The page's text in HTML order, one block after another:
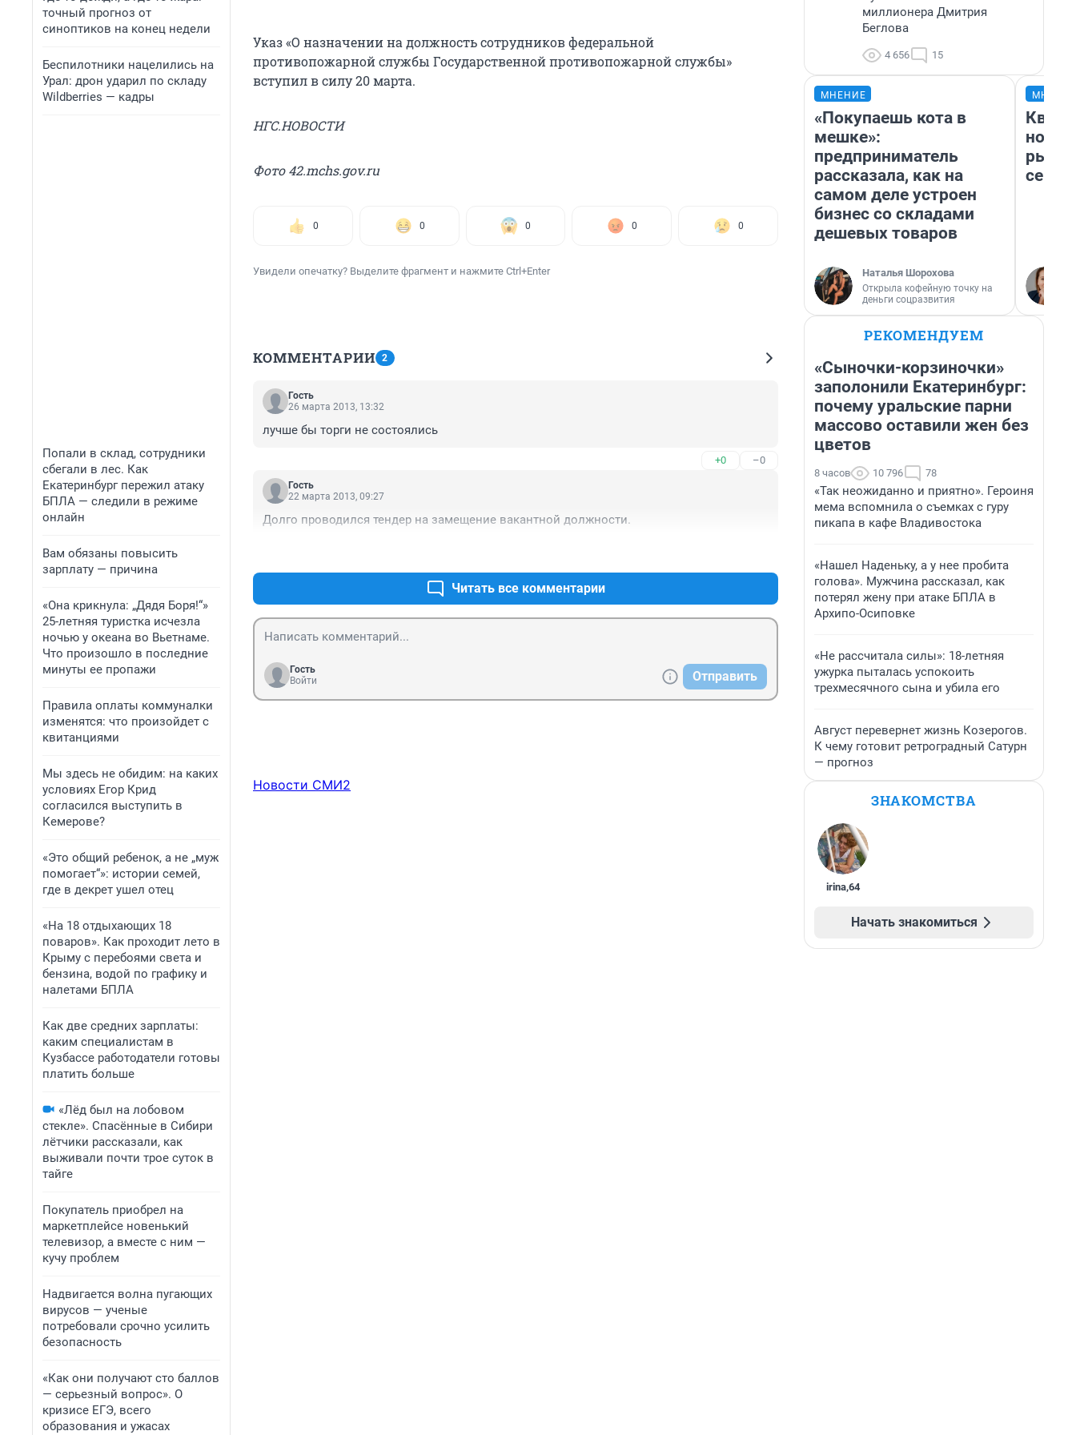
точный прогноз от
синоптиков на конец недели
Беспилотники нацелились на
Урал: дрон ударил по складу
Wildberries — кадры
Попали в склад, сотрудники
сбегали в лес. Как
Екатеринбург пережил атаку
БПЛА — следили в режиме
онлайн
Вам обязаны повысить
зарплату — причина
«Она крикнула: „Дядя Боря!“»
25-летняя туристка исчезла
ночью у океана во Вьетнаме.
Что произошло в последние
минуты ее пропажи
Правила оплаты коммуналки
изменятся: что произойдет с
квитанциями
Мы здесь не обидим: на каких
условиях Егор Крид
согласился выступить в
Кемерове?
«Это общий ребенок, а не „муж
помогает“»: истории семей,
где в декрет ушел отец
«На 18 отдыхающих 18
поваров». Как проходит лето в
Крыму с перебоями света и
бензина, водой по графику и
налетами БПЛА
Как две средних зарплаты:
каким специалистам в
Кузбассе работодатели готовы
платить больше
«Лёд был на лобовом
стекле». Спасённые в Сибири
лётчики рассказали, как
выживали почти трое суток в
тайге
Покупатель приобрел на
маркетплейсе новенький
телевизор, а вместе с ним —
кучу проблем
Надвигается волна пугающих
вирусов — ученые
потребовали срочно усилить
безопасность
«Как они получают сто баллов
— серьезный вопрос». О
кризисе ЕГЭ, всего
образования и ужасах
Указ «О назначении на должность сотрудников федеральной
противопожарной службы Государственной противопожарной службы»
вступил в силу 20 марта.
НГС.НОВОСТИ
Фото 42.mchs.gov.ru
0 0 0 0 0
Увидели опечатку? Выделите фрагмент и нажмите Ctrl+Enter
КОММЕНТАРИИ 2
Гость
26 марта 2013, 13:32
лучше бы торги не состоялись
+0 –0
Гость
22 марта 2013, 09:27
Долго проводился тендер на замещение вакантной должности.
Читать все комментарии
Гость
Войти
Отправить
Новости СМИ2
миллионера Дмитрия
Беглова
4 656 15
МНЕНИЕ
«Покупаешь кота в
мешке»:
предприниматель
рассказала, как на
самом деле устроен
бизнес со складами
дешевых товаров
Наталья Шорохова
Открыла кофейную точку на
деньги соцразвития
но
РЕКОМЕНДУЕМ
«Сыночки-корзиночки»
заполонили Екатеринбург:
почему уральские парни
массово оставили жен без
цветов
8 часов 10 796 78
«Так неожиданно и приятно». Героиня
мема вспомнила о съемках с гуру
пикапа в кафе Владивостока
«Нашел Наденьку, а у нее пробита
голова». Мужчина рассказал, как
потерял жену при атаке БПЛА в
Архипо-Осиповке
«Не рассчитала силы»: 18-летняя
ужурка пыталась успокоить
трехмесячного сына и убила его
Август перевернет жизнь Козерогов.
К чему готовит ретроградный Сатурн
— прогноз
ЗНАКОМСТВА
irina,64
Начать знакомиться